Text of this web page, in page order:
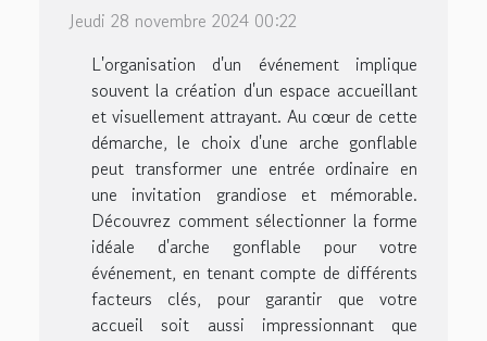
Jeudi 28 novembre 2024 00:22
L'organisation d'un événement implique
souvent la création d'un espace accueillant
et visuellement attrayant. Au cœur de cette
démarche, le choix d'une arche gonflable
peut transformer une entrée ordinaire en
une invitation grandiose et mémorable.
Découvrez comment sélectionner la forme
idéale d'arche gonflable pour votre
événement, en tenant compte de différents
facteurs clés, pour garantir que votre
accueil soit aussi impressionnant que